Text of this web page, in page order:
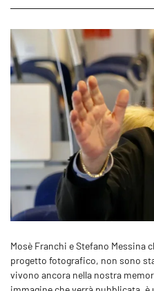
Mosè Franchi e Stefano Messina
progetto fotografico, non sono
vivono ancora nella nostra